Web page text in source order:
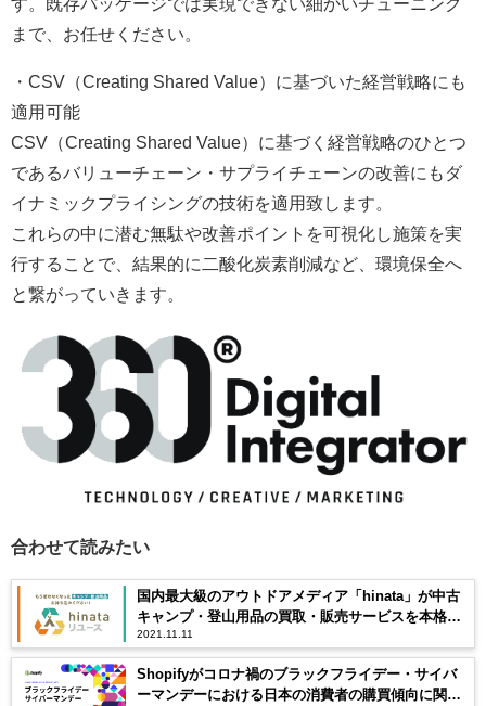
す。既存パッケージでは実現できない細かいチューニング
まで、お任せください。
・CSV（Creating Shared Value）に基づいた経営戦略にも
適用可能
CSV（Creating Shared Value）に基づく経営戦略のひとつ
であるバリューチェーン・サプライチェーンの改善にもダ
イナミックプライシングの技術を適用致します。
これらの中に潜む無駄や改善ポイントを可視化し施策を実
行することで、結果的に二酸化炭素削減など、環境保全へ
と繋がっていきます。
合わせて読みたい
国内最大級のアウトドアメディア「hinata」が中古
キャンプ・登山用品の買取・販売サービスを本格
化。売上は昨年から6倍成長
2021.11.11
Shopifyがコロナ禍のブラックフライデー・サイバ
ーマンデーにおける日本の消費者の購買傾向に関す